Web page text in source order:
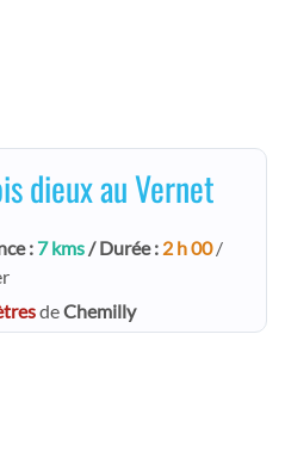
dieux au Vernet
: 7 kms/ Durée : 2 h 00/
deChemilly